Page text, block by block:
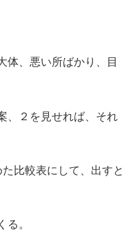
体、悪い所ばかり、目
、２を見せれば、それ
比較表にして、出すと
る。